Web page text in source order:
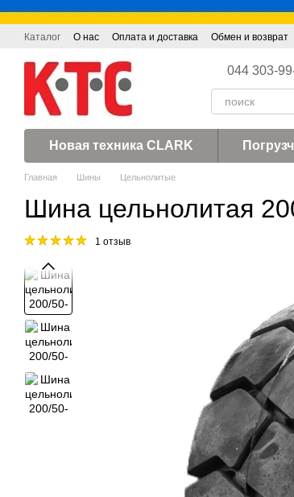
Перейти к основному контенту
Каталог О нас Оплата и доставка Обмен и возврат
044 303-
Новая техника CLARK
Главная Шины Цельнолитые
Шина цельнолитая
1 отзыв